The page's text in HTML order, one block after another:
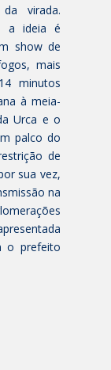
virada.
a ideia é
show de
mais
minutos
à meia-
Urca e o
palco do
de
sua vez,
na
o prefeito